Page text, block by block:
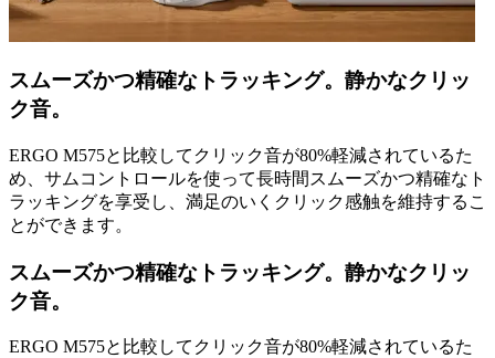
スムーズかつ精確なトラッキング。静かなクリッ
ク音。
ERGO M575と比較してクリック音が80%軽減されているた
め、サムコントロールを使って長時間スムーズかつ精確なト
ラッキングを享受し、満足のいくクリック感触を維持するこ
とができます。
スムーズかつ精確なトラッキング。静かなクリッ
ク音。
ERGO M575と比較してクリック音が80%軽減されているた